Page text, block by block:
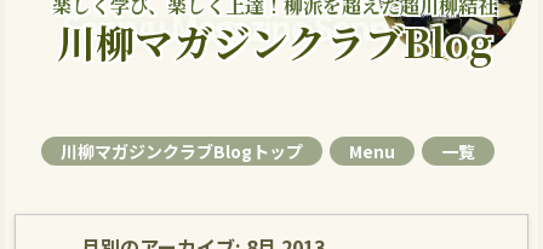
Senryu Magazine Senryu Blog
川柳マガジンクラブBlog
川柳マガジンクラブBlogトップ Menu 一覧